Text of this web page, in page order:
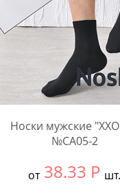
Носки мужские
№CA05-2
от 38.33 Р шт.